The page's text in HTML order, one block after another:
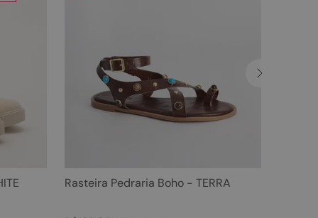
Rasteira Pedraria Boho - TERRA